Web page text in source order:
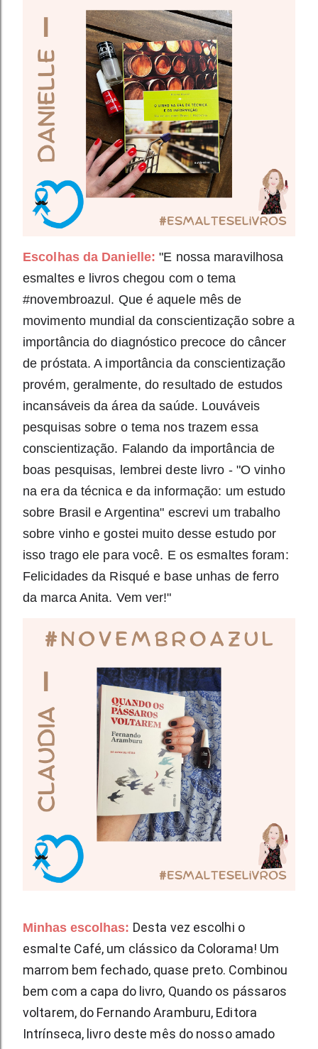
Escolhas da Danielle: "E nossa maravilhosa
esmaltes e livros chegou com o tema
#novembroazul. Que é aquele mês de
movimento mundial da conscientização sobre a
importância do diagnóstico precoce do câncer
de próstata. A importância da conscientização
provém, geralmente, do resultado de estudos
incansáveis da área da saúde. Louváveis
pesquisas sobre o tema nos trazem essa
conscientização. Falando da importância de
boas pesquisas, lembrei deste livro - "O vinho
na era da técnica e da informação: um estudo
sobre Brasil e Argentina" escrevi um trabalho
sobre vinho e gostei muito desse estudo por
isso trago ele para você. E os esmaltes foram:
Felicidades da Risqué e base unhas de ferro
da marca Anita. Vem ver!"
Minhas escolhas: Desta vez escolhi o
esmalte Café, um clássico da Colorama! Um
marrom bem fechado, quase preto. Combinou
bem com a capa do livro, Quando os pássaros
voltarem, do Fernando Aramburu, Editora
Intrínseca, livro deste mês do nosso amado